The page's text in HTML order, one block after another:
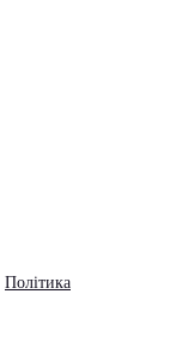
Політика